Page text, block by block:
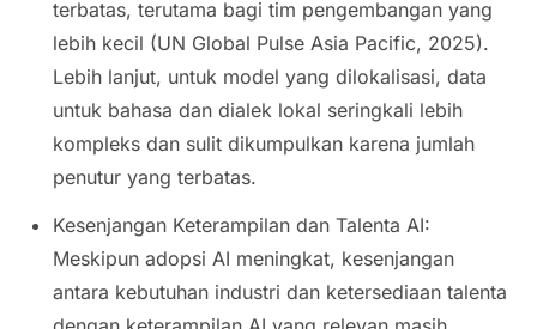
terbatas, terutama bagi tim pengembangan yang
lebih kecil (UN Global Pulse Asia Pacific, 2025).
Lebih lanjut, untuk model yang dilokalisasi, data
untuk bahasa dan dialek lokal seringkali lebih
kompleks dan sulit dikumpulkan karena jumlah
penutur yang terbatas.
Kesenjangan Keterampilan dan Talenta AI:
Meskipun adopsi AI meningkat, kesenjangan
antara kebutuhan industri dan ketersediaan talenta